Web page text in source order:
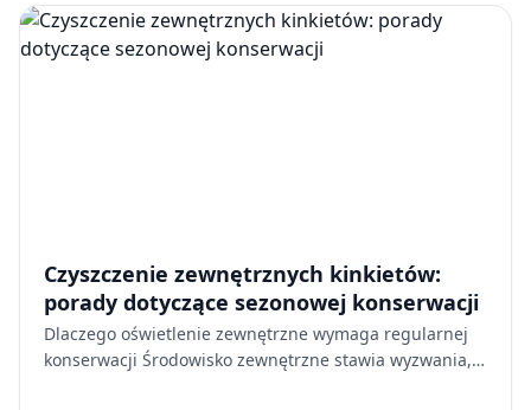
Czyszczenie zewnętrznych kinkietów:
porady dotyczące sezonowej konserwacji
Dlaczego oświetlenie zewnętrzne wymaga regularnej
konserwacji Środowisko zewnętrzne stawia wyzwania, z